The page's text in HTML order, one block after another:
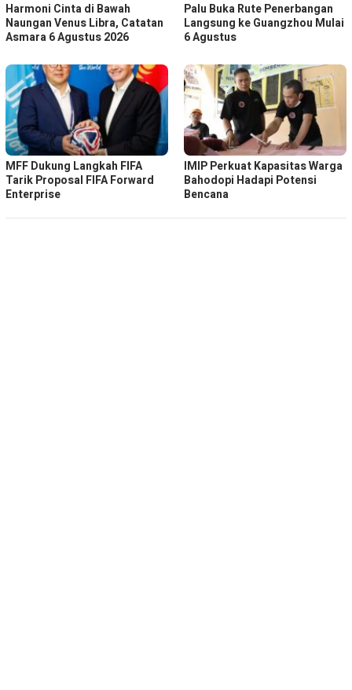
Harmoni Cinta di Bawah
Naungan Venus Libra, Catatan
Asmara 6 Agustus 2026
Palu Buka Rute Penerbangan
Langsung ke Guangzhou Mulai
6 Agustus
MFF Dukung Langkah FIFA
Tarik Proposal FIFA Forward
Enterprise
IMIP Perkuat Kapasitas Warga
Bahodopi Hadapi Potensi
Bencana